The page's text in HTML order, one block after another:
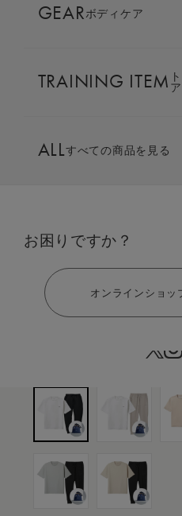
COLUMN
LARGE ORDER
MULTI EMS
GEARボディケア
TRAINING ITEM
ALLすべての商品を見る
お困りですか？
オンラインショッ
オーバーサイ